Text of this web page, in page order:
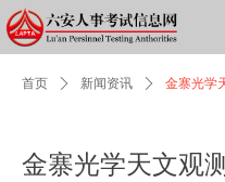
金寨光学天文观
首页 ꄲ 新闻资讯 ꄲ 金寨光学